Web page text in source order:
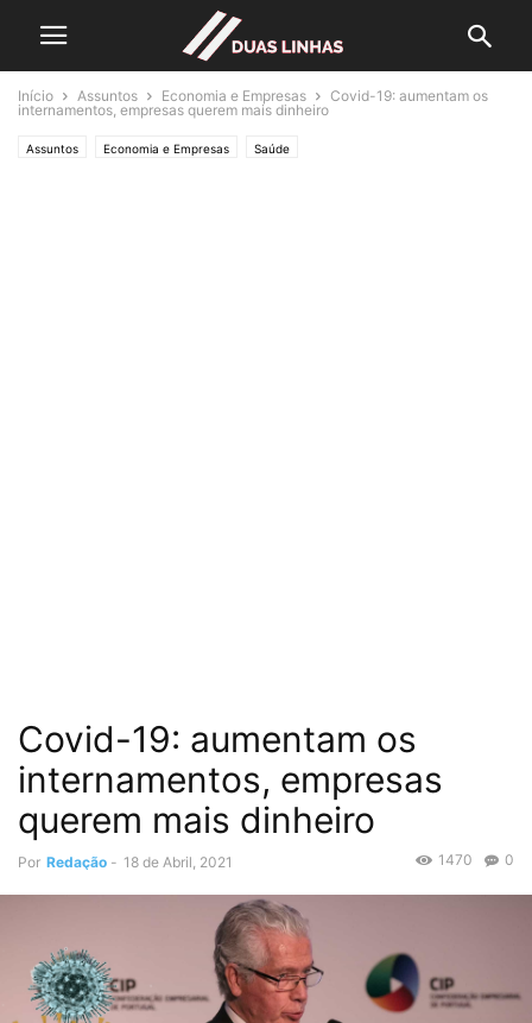
Início Assuntos Economia e Empresas
Covid-19: aumentam os
internamentos, empresas querem mais dinheiro
Assuntos Economia e Empresas Saúde
Covid-19: aumentam os
internamentos, empresas
querem mais dinheiro
Por Redação - 18 de Abril, 2021 0
1470